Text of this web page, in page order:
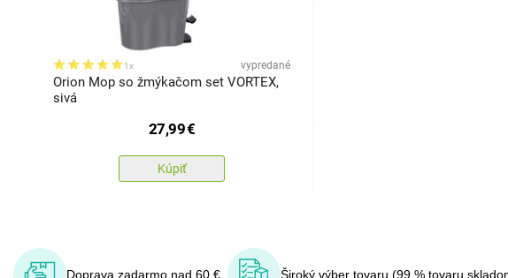
1x vypredané
Orion Mop so žmýkačom set VORTEX,
sivá
27,99€
Kúpiť
Doprava zadarmo nad 60 € Široký výber tovaru (99 % tovaru